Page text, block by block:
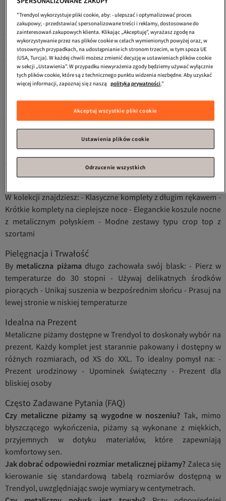
Innowacyjne Materiały i Wykończenia
Metaliczne piżamy wyróżniają się specjalnym wykończeniem
tkanin, które nadaje im subtelny, świetlisty efekt. Wykorzystane
materiały to: - Satyna z metalicznym połyskiem - Miękka
dzianina z błyszczącą nicią - Welur z metalicznym efektem -
Bawełna z dodatkiem błyszczących włókien
Piżamy z metalicznym wykończeniemsą starannie
zaprojektowane, by zapewnić maksymalną wygodę podczas
snu. Każdy komplet charakteryzuje się: - Oddychającą tkaniną,
która reguluje temperaturę ciała - Elastycznymi wykończeniami,
które nie uciskają - Precyzyjnym szyciem, zapewniającym
trwałość - Delikatnym połyskiem, który nie drażni skóry
W kolekcji znajdziesz: - Klasyczne komplety z długim rękawem -
Krótkie komplety na cieplejsze noce - Eleganckie koszule nocne
z metalicznym połyskiem - Modne zestawy typu crop top z
szortami
Pielęgnacja i Trwałość
By metaliczna piżama długo zachowała swój blask: - Pierz w
temperaturze do 30 stopni - Używaj delikatnych środków
piorących - Unikaj suszenia w bezpośrednim słońcu - Prasuj na
lewej stronie w niskiej temperaturze
Idealna na Prezent
Metaliczne piżamy dostępne w Trendyol to doskonały wybór na
prezent. Każdy komplet jest starannie pakowany i dostępny w
różnych rozmiarach, od XS do XXL. To idealny pomysł na: -
Prezent urodzinowy - Upominek świąteczny - Prezent dla
bliskiej osoby
Często Zadawane Pytania (FAQ)
Czy metaliczne piżamy są wygodne w noszeniu? Tak, mimo
błyszczącego wykończenia, piżamy są wykonane z miękkich,
przyjemnych w dotyku materiałów, które zapewniają
komfortowy sen.
Jak dobrać odpowiedni rozmiar metalicznej piżamy? Zaleca się
kierowanie się standardową tabelą rozmiarów dostępną w
Trendyol, uwzględniając swoje wymiary w centymetrach.
"Trendyol wykorzystuje pliki cookie, aby: - ulepszać i optymalizować proces
zakupowy; - przedstawiać spersonalizowane treści i reklamy, dostosowane do
zainteresowań zakupowych klienta. Klikając „Akceptuję”, wyrażasz zgodę na
wykorzystywanie przez nas plików cookie w celach wymienionych powyżej oraz, w
stosownych przypadkach, na udostępnianie ich stronom trzecim, w tym spoza UE
(USA, Turcja). W każdej chwili możesz zmienić decyzję w ustawieniach plików cookie
w sekcji „Ustawienia”. W przypadku niewyrażenia zgody będziemy używać wyłącznie
tych plików cookie, które są z technicznego punktu widzenia niezbędne. Aby uzyskać
więcej informacji, zapoznaj się z naszą
polityką prywatności."
Akceptuj wszystkie pliki cookie
Ustawienia plików cookie
Odrzucenie wszystkich